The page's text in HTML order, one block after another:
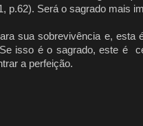
p.62). Será o sagrado mais
sua sobrevivência e, esta
isso é o sagrado, este é
a perfeição.